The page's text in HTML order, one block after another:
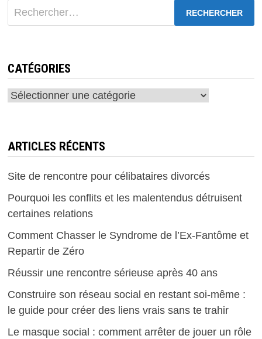
Rechercher :
CATÉGORIES
Catégories
ARTICLES RÉCENTS
Site de rencontre pour célibataires divorcés
Pourquoi les conflits et les malentendus détruisent
certaines relations
Comment Chasser le Syndrome de l’Ex-Fantôme et
Repartir de Zéro
Réussir une rencontre sérieuse après 40 ans
Construire son réseau social en restant soi-même :
le guide pour créer des liens vrais sans te trahir
Le masque social : comment arrêter de jouer un rôle